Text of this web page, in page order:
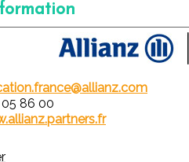
05 86 00